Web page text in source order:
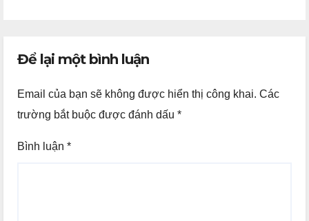
Để lại một bình luận
Email của bạn sẽ không được hiển thị công khai. Các
trường bắt buộc được đánh dấu *
Bình luận *